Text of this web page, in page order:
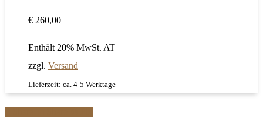
€ 260,00
Enthält 20% MwSt. AT
zzgl. Versand
Lieferzeit: ca. 4-5 Werktage